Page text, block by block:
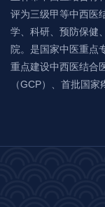
评为三级甲等中西医
学、科研、预防保健
院。是国家中医重点
重点建设中西医结合
（GCP）、首批国